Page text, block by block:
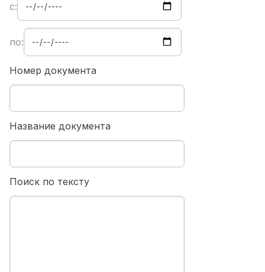
с:
по:
Номер документа
Название документа
Поиск по тексту